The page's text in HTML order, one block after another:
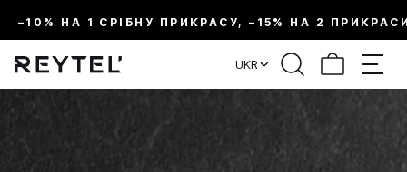
–10% НА 1 СРІБНУ ПРИКРАСУ, –15% НА 2
UKR